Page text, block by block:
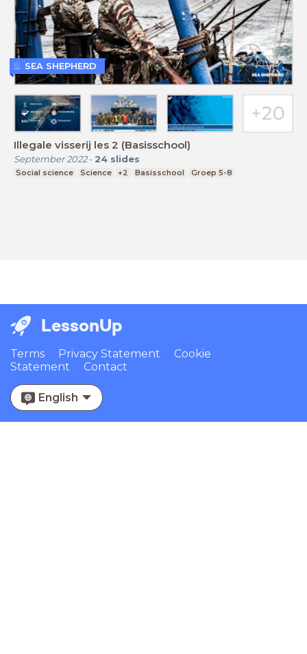
Illegale visserij les 2 (Basisschool)
September 2022- 24 slides
Social science Science +2 Basisschool Groep 5-8
SEA SHEPHERD
LessonUp
Terms Privacy Statement
Cookie
Statement
Contact
English